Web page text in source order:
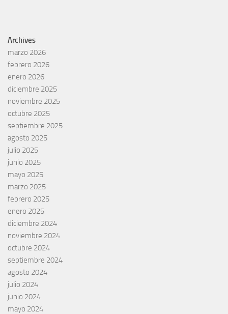
Archives
marzo 2026
febrero 2026
enero 2026
diciembre 2025
noviembre 2025
octubre 2025
septiembre 2025
agosto 2025
julio 2025
junio 2025
mayo 2025
marzo 2025
febrero 2025
enero 2025
diciembre 2024
noviembre 2024
octubre 2024
septiembre 2024
agosto 2024
julio 2024
junio 2024
mayo 2024